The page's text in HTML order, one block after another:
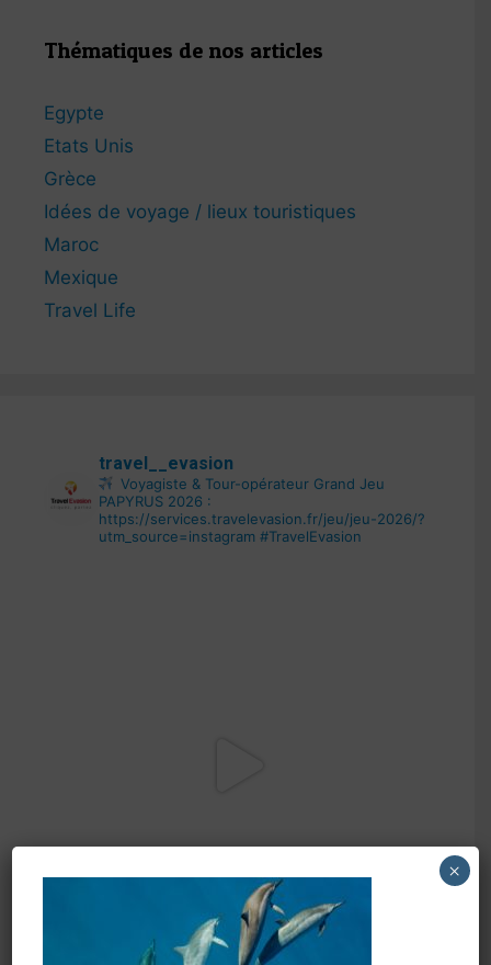
Thématiques de nos articles
Egypte
Etats Unis
Grèce
Idées de voyage / lieux touristiques
Maroc
Mexique
Travel Life
travel__evasion
Voyagiste & Tour-opérateur Grand Jeu
PAPYRUS 2026 :
https://services.travelevasion.fr/jeu/jeu-2026/?
utm_source=instagram #TravelEvasion
×